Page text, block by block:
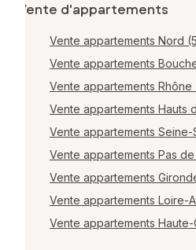
Vente d'appartements
Vente appartements Nord
Vente appartements
Vente appartements Rhône
Vente appartements Hauts
Vente appartements Seine-
Vente appartements Pas
Vente appartements
Vente appartements Loire-
Vente appartements Haute-